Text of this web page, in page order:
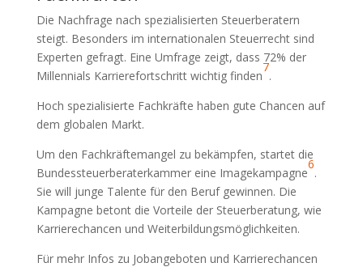
Die Nachfrage nach spezialisierten Steuerberatern
steigt. Besonders im internationalen Steuerrecht sind
Experten gefragt. Eine Umfrage zeigt, dass 72% der
Millennials Karrierefortschritt wichtig finden
7
.
Hoch spezialisierte Fachkräfte haben gute Chancen auf
dem globalen Markt.
Um den Fachkräftemangel zu bekämpfen, startet die
Bundessteuerberaterkammer eine Imagekampagne
6
.
Sie will junge Talente für den Beruf gewinnen. Die
Kampagne betont die Vorteile der Steuerberatung, wie
Karrierechancen und Weiterbildungsmöglichkeiten.
Für mehr Infos zu Jobangeboten und Karrierechancen